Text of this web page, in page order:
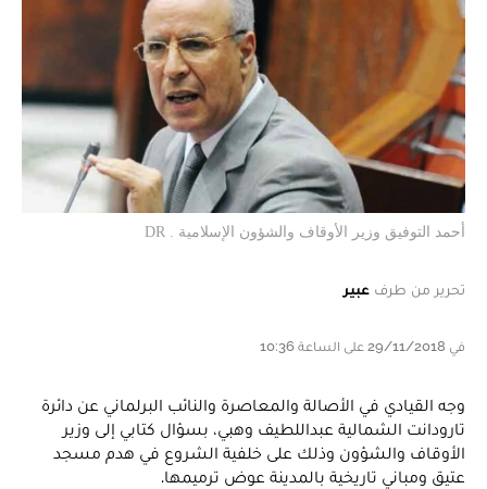
أحمد التوفيق وزير الأوقاف والشؤون الإسلامية . DR
تحرير من طرف عبير
في 29/11/2018 على الساعة 10:36
وجه القيادي في الأصالة والمعاصرة والنائب البرلماني عن دائرة
تارودانت الشمالية عبداللطيف وهبي، بسؤال كتابي إلى وزير
الأوقاف والشؤون وذلك على خلفية الشروع في هدم مسجد
عتيق ومباني تاريخية بالمدينة عوض ترميمها.